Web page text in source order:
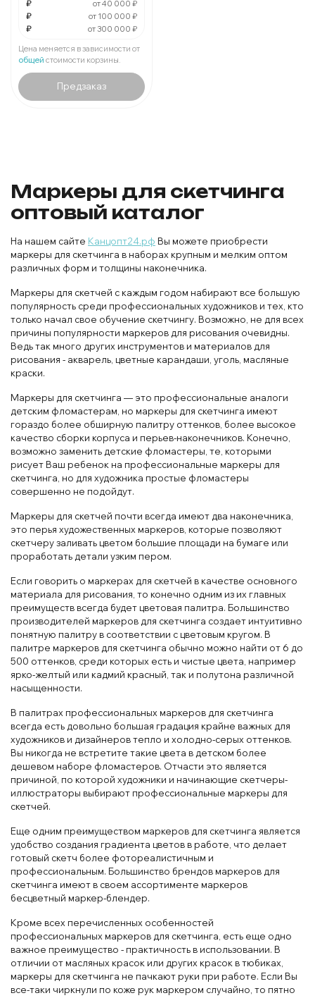
В упаковке
За:
В упаковке
₽ от 40 000 ₽
₽ от 100 000 ₽
₽
от 300 000 ₽
Цена меняется в зависимости от
общей стоимости корзины.
Предзаказ
Маркеры для скетчинга
оптовый каталог
На нашем сайте Канцопт24.рф Вы можете приобрести
маркеры для скетчинга в наборах крупным и мелким оптом
различных форм и толщины наконечника.
Маркеры для скетчей с каждым годом набирают все большую
популярность среди профессиональных художников и тех, кто
только начал свое обучение скетчингу. Возможно, не для всех
причины популярности маркеров для рисования очевидны.
Ведь так много других инструментов и материалов для
рисования - акварель, цветные карандаши, уголь, масляные
краски.
Маркеры для скетчинга — это профессиональные аналоги
детским фломастерам, но маркеры для скетчинга имеют
гораздо более обширную палитру оттенков, более высокое
качество сборки корпуса и перьев-наконечников. Конечно,
возможно заменить детские фломастеры, те, которыми
рисует Ваш ребенок на профессиональные маркеры для
скетчинга, но для художника простые фломастеры
совершенно не подойдут.
Маркеры для скетчей почти всегда имеют два наконечника,
это перья художественных маркеров, которые позволяют
скетчеру заливать цветом большие площади на бумаге или
проработать детали узким пером.
Если говорить о маркерах для скетчей в качестве основного
материала для рисования, то конечно одним из их главных
преимуществ всегда будет цветовая палитра. Большинство
производителей маркеров для скетчинга создает интуитивно
понятную палитру в соответствии с цветовым кругом. В
палитре маркеров для скетчинга обычно можно найти от 6 до
500 оттенков, среди которых есть и чистые цвета, например
ярко-желтый или кадмий красный, так и полутона различной
насыщенности.
В палитрах профессиональных маркеров для скетчинга
всегда есть довольно большая градация крайне важных для
художников и дизайнеров тепло и холодно-серых оттенков.
Вы никогда не встретите такие цвета в детском более
дешевом наборе фломастеров. Отчасти это является
причиной, по которой художники и начинающие скетчеры-
иллюстраторы выбирают профессиональные маркеры для
скетчей.
Еще одним преимуществом маркеров для скетчинга является
удобство создания градиента цветов в работе, что делает
готовый скетч более фотореалистичным и
профессиональным. Большинство брендов маркеров для
скетчинга имеют в своем ассортименте маркеров
бесцветный маркер-блендер.
Кроме всех перечисленных особенностей
профессиональных маркеров для скетчинга, есть еще одно
важное преимущество - практичность в использовании. В
отличии от масляных красок или других красок в тюбиках,
маркеры для скетчинга не пачкают руки при работе. Если Вы
все-таки чиркнули по коже рук маркером случайно, то пятно